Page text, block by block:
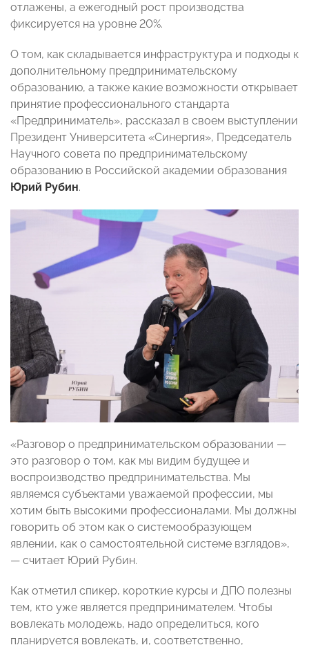
отлажены, а ежегодный рост производства
фиксируется на уровне 20%.
О том, как складывается инфраструктура и подходы к
дополнительному предпринимательскому
образованию, а также какие возможности открывает
принятие профессионального стандарта
«Предприниматель», рассказал в своем выступлении
Президент Университета «Синергия», Председатель
Научного совета по предпринимательскому
образованию в Российской академии образования
Юрий Рубин.
«Разговор о предпринимательском образовании —
это разговор о том, как мы видим будущее и
воспроизводство предпринимательства. Мы
являемся субъектами уважаемой профессии, мы
хотим быть высокими профессионалами. Мы должны
говорить об этом как о системообразующем
явлении, как о самостоятельной системе взглядов»,
— считает Юрий Рубин.
Как отметил спикер, короткие курсы и ДПО полезны
тем, кто уже является предпринимателем. Чтобы
вовлекать молодежь, надо определиться, кого
планируется вовлекать, и, соответственно,